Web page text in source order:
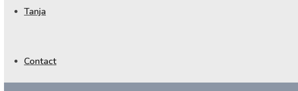
Tanja
Contact